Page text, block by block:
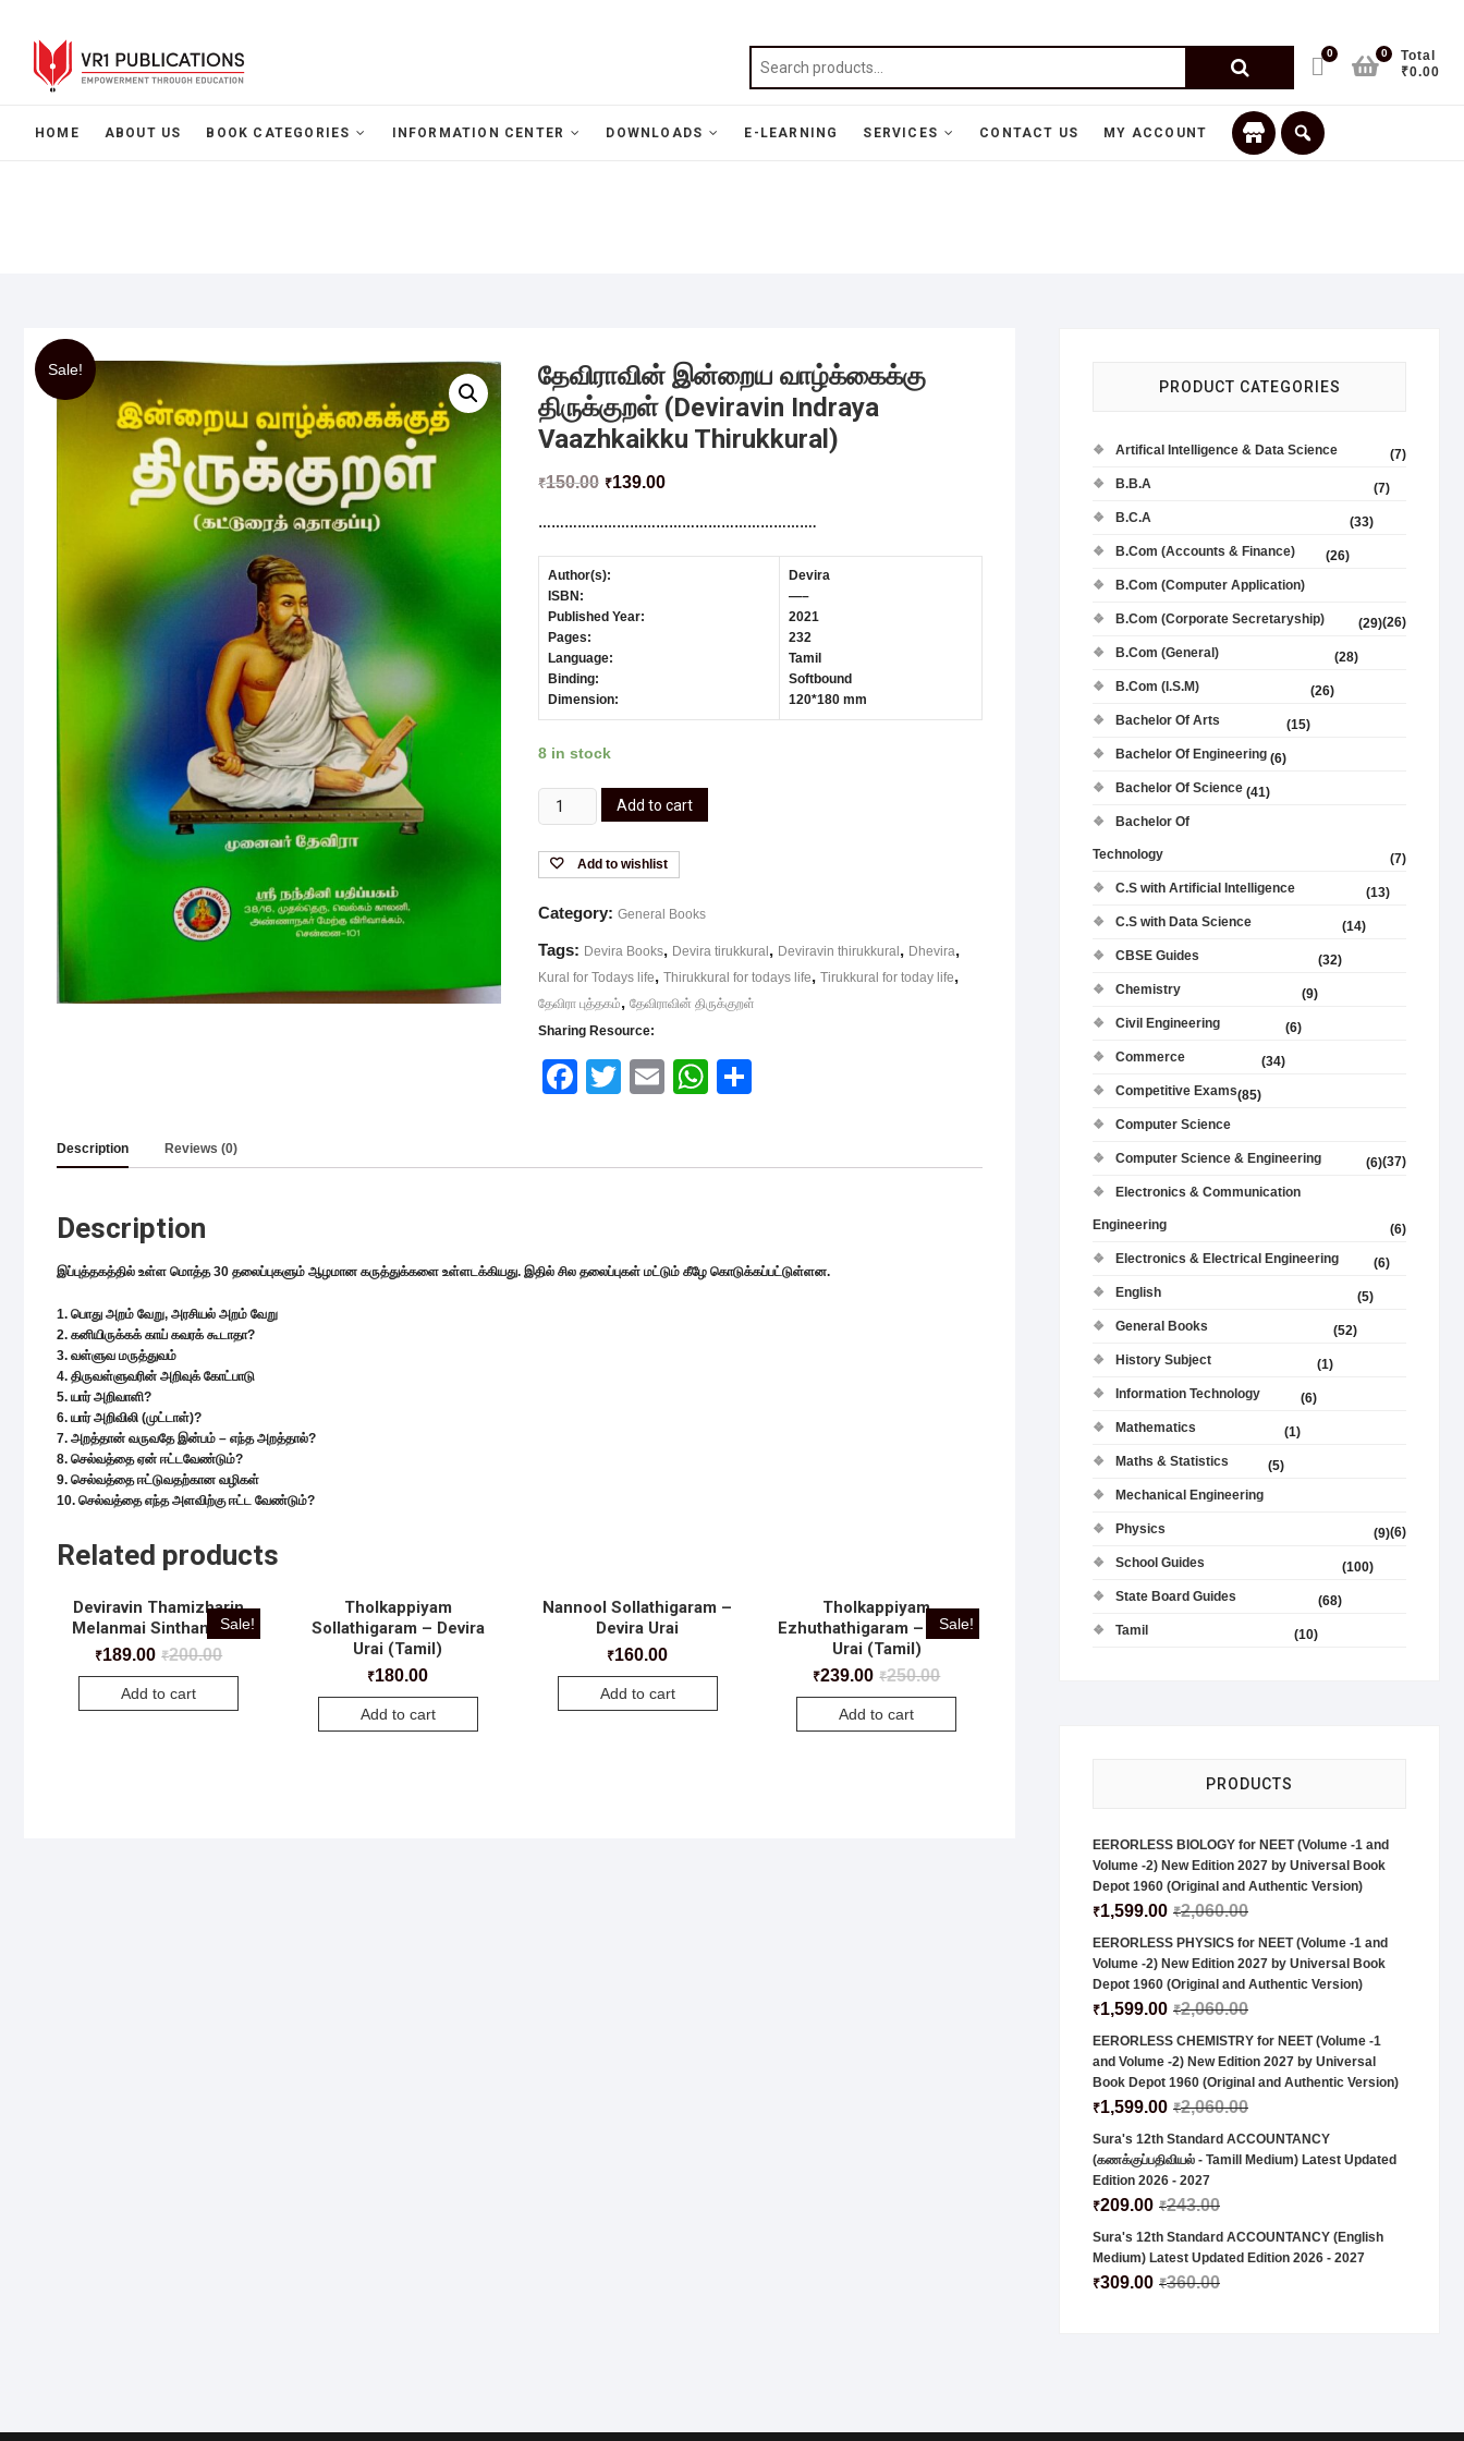
0
Total
₹0.00
0
HOME ABOUT US BOOK CATEGORIES INFORMATION CENTER DOWNLOADS E-LEARNING SERVICES CONTACT US MY ACCOUNT
Sale!
தேவிராவின் இன்றைய வாழ்க்கைக்கு
திருக்குறள் (Deviravin Indraya
Vaazhkaikku Thirukkural)
₹150.00 ₹139.00
……………………………………………………….
Author(s):
ISBN:
Published Year:
Pages:
Language:
Binding:
Dimension:
Devira
—–
2021
232
Tamil
Softbound
120*180 mm
8 in stock
Add to cart
Add to wishlist
Category: General Books
Tags: Devira Books, Devira tirukkural , Deviravin thirukkural , Dhevira,
Kural for Todays life, Thirukkural for todays life, Tirukkural for today life,
தேவிரா புத்தகம், தேவிராவின் திருக்குறள்
Sharing Resource:
Face Twitt Email What
Description Reviews (0)
Description
இப்புத்தகத்தில் உள்ள மொத்த 30 தலைப்புகளும் ஆழமான கருத்துக்களை உள்ளடக்கியது. இதில் சில தலைப்புகள் மட்டும் கீழே கொடுக்கப்பட்டுள்ளன.
1. பொது அறம் வேறு, அரசியல் அறம் வேறு
2. கனியிருக்கக் காய் கவரக் கூடாதா?
3. வள்ளுவ மருத்துவம்
4. திருவள்ளுவரின் அறிவுக் கோட்பாடு
5. யார் அறிவாளி?
6. யார் அறிவிலி (முட்டாள்)?
7. அறத்தான் வருவதே இன்பம் – எந்த அறத்தால்?
8. செல்வத்தை ஏன் ஈட்டவேண்டும்?
9. செல்வத்தை ஈட்டுவதற்கான வழிகள்
10. செல்வத்தை எந்த அளவிற்கு ஈட்ட வேண்டும்?
Related products
Sale!
Deviravin Thamizharin
Melanmai Sinthanaigal
₹200.00
₹189.00
Add to cart
Tholkappiyam
Sollathigaram – Devira
Urai (Tamil)
₹180.00
Add to cart
Nannool Sollathigaram –
Devira Urai
₹160.00
Add to cart
Sale!
Tholkappiyam
Ezhuthathigaram – Devira
Urai (Tamil)
₹250.00
₹239.00
Add to cart
PRODUCT CATEGORIES
Artifical Intelligence & Data Science
(7)
B.B.A
(7)
B.C.A
(33)
B.Com (Accounts & Finance)
(26)
B.Com (Computer Application)
(26)
B.Com (Corporate Secretaryship)
(29)
B.Com (General)
(28)
B.Com (I.S.M)
(26)
Bachelor Of Arts
(15)
Bachelor Of Engineering (6)
Bachelor Of Science (41)
Bachelor Of
Technology
(7)
C.S with Artificial Intelligence
(13)
C.S with Data Science
(14)
CBSE Guides
(32)
Chemistry
(9)
Civil Engineering
(6)
Commerce
(34)
Competitive Exams(85)
Computer Science
(37)
Computer Science & Engineering
(6)
Electronics & Communication
Engineering
(6)
Electronics & Electrical Engineering
(6)
English
(5)
General Books
(52)
History Subject
(1)
Information Technology
(6)
Mathematics
(1)
Maths & Statistics
(5)
Mechanical Engineering
(6)
Physics
(9)
School Guides
(100)
State Board Guides
(68)
Tamil
(10)
PRODUCTS
EERORLESS BIOLOGY for NEET (Volume -1 and
Volume -2) New Edition 2027 by Universal Book
Depot 1960 (Original and Authentic Version)
₹2,060.00
₹1,599.00
EERORLESS PHYSICS for NEET (Volume -1 and
Volume -2) New Edition 2027 by Universal Book
Depot 1960 (Original and Authentic Version)
₹2,060.00
₹1,599.00
EERORLESS CHEMISTRY for NEET (Volume -1
and Volume -2) New Edition 2027 by Universal
Book Depot 1960 (Original and Authentic Version)
₹2,060.00
₹1,599.00
Sura's 12th Standard ACCOUNTANCY
(கணக்குப்பதிவியல் - Tamill Medium) Latest Updated
Edition 2026 - 2027
₹243.00
₹209.00
Sura's 12th Standard ACCOUNTANCY (English
Medium) Latest Updated Edition 2026 - 2027
₹360.00
₹309.00